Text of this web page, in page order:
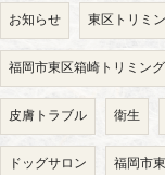
お知らせ 東区トリミ
福岡市東区箱崎トリミン
皮膚トラブル 衛生
ドッグサロン 福岡市